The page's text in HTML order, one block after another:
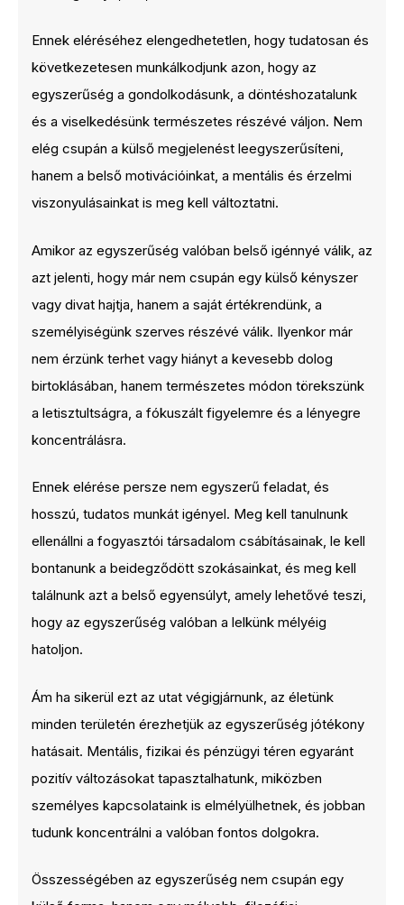
Ennek eléréséhez elengedhetetlen, hogy tudatosan és
következetesen munkálkodjunk azon, hogy az
egyszerűség a gondolkodásunk, a döntéshozatalunk
és a viselkedésünk természetes részévé váljon. Nem
elég csupán a külső megjelenést leegyszerűsíteni,
hanem a belső motivációinkat, a mentális és érzelmi
viszonyulásainkat is meg kell változtatni.
Amikor az egyszerűség valóban belső igénnyé válik, az
azt jelenti, hogy már nem csupán egy külső kényszer
vagy divat hajtja, hanem a saját értékrendünk, a
személyiségünk szerves részévé válik. Ilyenkor már
nem érzünk terhet vagy hiányt a kevesebb dolog
birtoklásában, hanem természetes módon törekszünk
a letisztultságra, a fókuszált figyelemre és a lényegre
koncentrálásra.
Ennek elérése persze nem egyszerű feladat, és
hosszú, tudatos munkát igényel. Meg kell tanulnunk
ellenállni a fogyasztói társadalom csábításainak, le kell
bontanunk a beidegződött szokásainkat, és meg kell
találnunk azt a belső egyensúlyt, amely lehetővé teszi,
hogy az egyszerűség valóban a lelkünk mélyéig
hatoljon.
Ám ha sikerül ezt az utat végigjárnunk, az életünk
minden területén érezhetjük az egyszerűség jótékony
hatásait. Mentális, fizikai és pénzügyi téren egyaránt
pozitív változásokat tapasztalhatunk, miközben
személyes kapcsolataink is elmélyülhetnek, és jobban
tudunk koncentrálni a valóban fontos dolgokra.
Összességében az egyszerűség nem csupán egy